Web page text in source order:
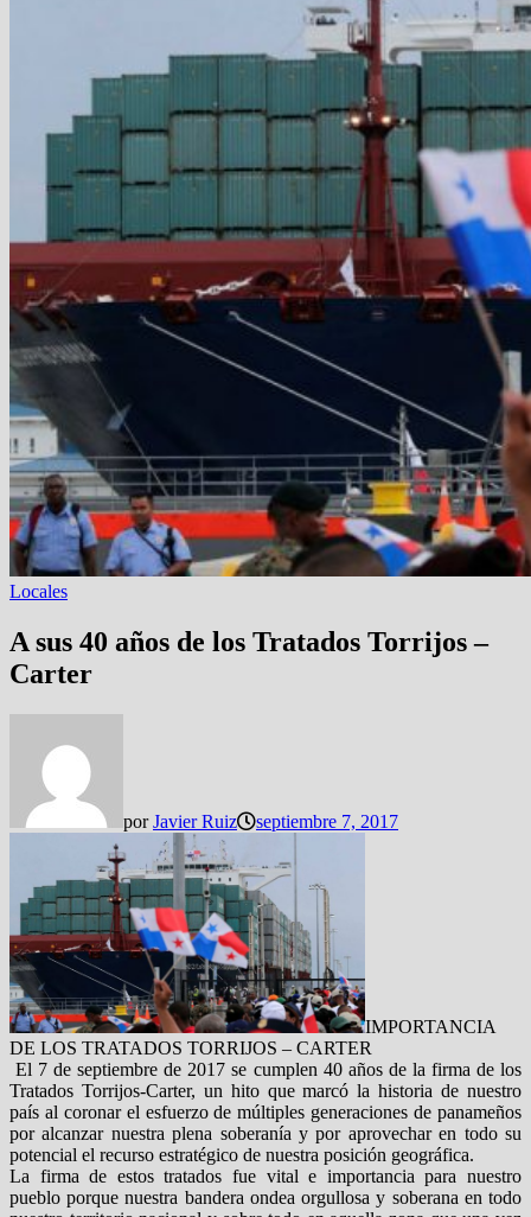
Locales
A sus 40 años de los Tratados Torrijos –
Carter
porJavier Ruiz septiembre 7, 2017
IMPORTANCIA
DE LOS TRATADOS TORRIJOS – CARTER
El 7 de septiembre de 2017 se cumplen 40 años de la firma de los
Tratados Torrijos-Carter, un hito que marcó la historia de nuestro
país al coronar el esfuerzo de múltiples generaciones de panameños
por alcanzar nuestra plena soberanía y por aprovechar en todo su
potencial el recurso estratégico de nuestra posición geográfica.
La firma de estos tratados fue vital e importancia para nuestro
pueblo porque nuestra bandera ondea orgullosa y soberana en todo